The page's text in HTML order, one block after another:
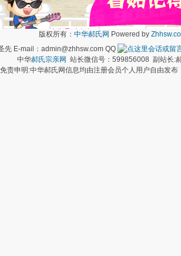
版权所有： 中华郝氏网 Powered by
先 E-mail：admin@zhhsw.com QQ
中华郝氏宗亲网 站长微信号：599856008 副站长:
免责申明:中华郝氏网信息均由注册会员个人用户自由发